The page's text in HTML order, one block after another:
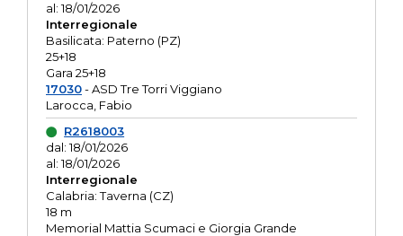
al: 18/01/2026
Interregionale
Basilicata: Paterno (PZ)
25+18
Gara 25+18
17030- ASD Tre Torri Viggiano
Larocca, Fabio
R2618003
dal: 18/01/2026
al: 18/01/2026
Interregionale
Calabria: Taverna (CZ)
18 m
Memorial Mattia Scumaci e Giorgia Grande